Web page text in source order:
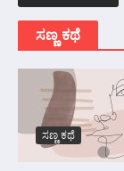
ಸಣ್ಣ ಕಥೆ
ಸಣ್ಣ ಕಥೆ